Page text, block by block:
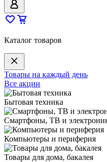
Каталог товаров
Товары на каждый день
Все акции
Бытовая техника
Смартфоны, ТВ и
Компьютеры и периферия
Товары для дома, бакалея